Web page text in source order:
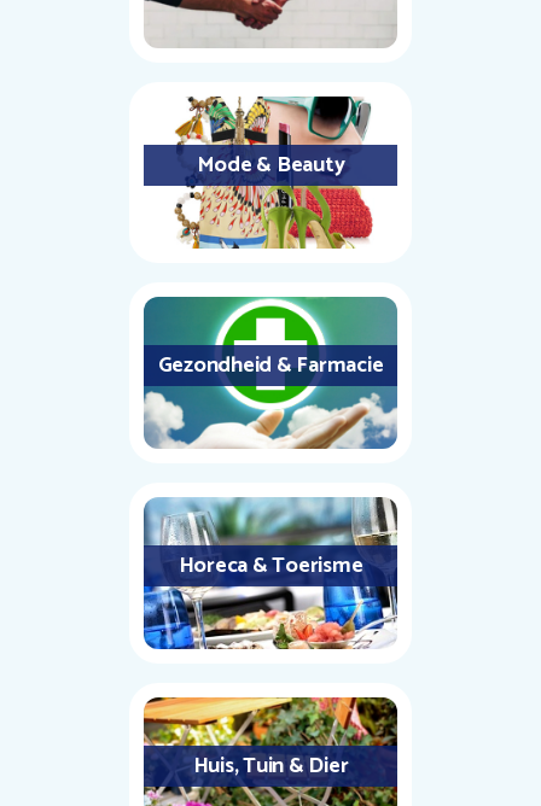
Mode & Beauty
Gezondheid & Farmacie
Horeca & Toerisme
Huis, Tuin & Dier